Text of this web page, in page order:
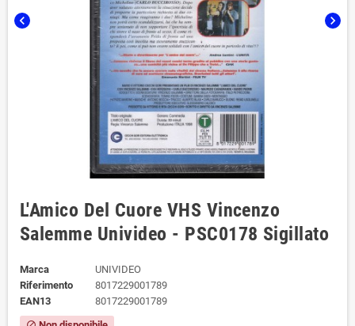
chevron_left chevron_right
L'Amico Del Cuore VHS Vincenzo
Salemme Univideo - PSC0178 Sigillato
Marca
UNIVIDEO
Riferimento
8017229001789
EAN13
8017229001789